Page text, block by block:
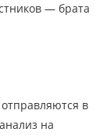
— брата
в
на